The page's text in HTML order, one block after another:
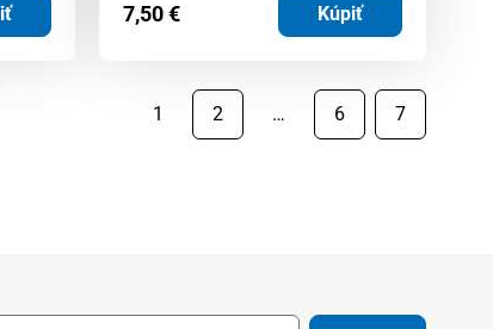
7,50€ Kúpiť
1 2 … 6 7